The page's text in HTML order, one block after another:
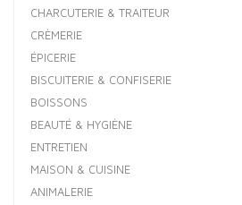
CHARCUTERIE & TRAITEUR
CRÈMERIE
ÉPICERIE
BISCUITERIE & CONFISERIE
BOISSONS
BEAUTÉ & HYGIÈNE
ENTRETIEN
MAISON & CUISINE
ANIMALERIE